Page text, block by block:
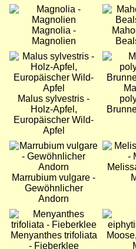
Bild
Magnolia -
Magnolien
Bild
Bild
Malus sylvestris -
Holz-Apfel,
Europäischer Wild-
Apfel
Bild
Bild
Marrubium vulgare -
Gewöhnlicher
Andorn
Bild
Bild
Menyanthes trifoliata
- Fieberklee
Bild